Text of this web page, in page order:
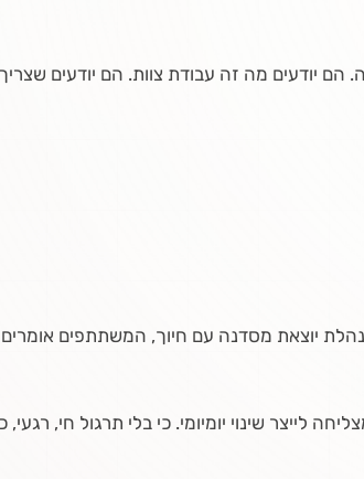
הם יודעים מה זה עבודת צוות. הם יודעים שצריך
יוצאת מסדנה עם חיוך, המשתתפים אומרים
שינוי יומיומי. כי בלי תרגול חי, רגעי,